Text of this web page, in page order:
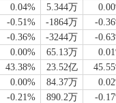
0.04% 5.344万
-0.51% -1864万
-
-0.36% -3244万
-
0.00% 65.13万
43.38% 23.52亿
0.00% 84.37万
-0.21% 890.2万
-